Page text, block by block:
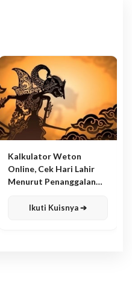
Kalkulator Weton
Online, Cek Hari Lahir
Menurut Penanggalan
Ikuti Kuisnya ➔